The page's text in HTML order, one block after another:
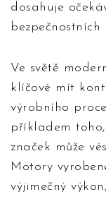
dosahuje
Ve světě
klíčové mít
výrobního
příkladem
značek může
Motory
výjimečný